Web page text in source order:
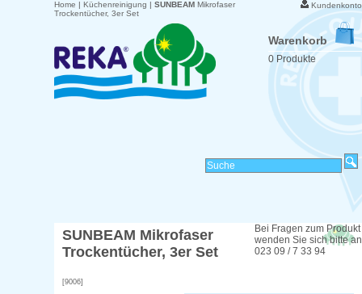
Kundenkonto
Warenkorb
0 Produkte
Home |Küchenreinigung |SUNBEAM Mikrofaser
Trockentücher, 3er Set
Bei Fragen zum Produkt
wenden Sie sich bitte an
023 09 / 7 33 94
SUNBEAM Mikrofaser
Trockentücher, 3er Set
[9006]